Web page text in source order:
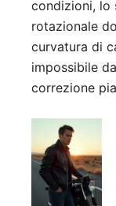
condizioni, lo
rotazionale
curvatura di
impossibile
correzione